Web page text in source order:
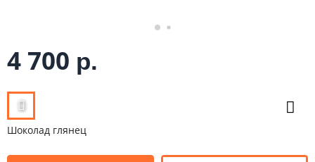
4 700 р.
Шоколад глянец